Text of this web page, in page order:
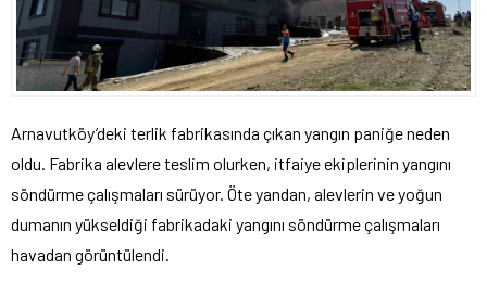
Arnavutköy’deki terlik fabrikasında çıkan yangın paniğe neden
oldu. Fabrika alevlere teslim olurken, itfaiye ekiplerinin yangını
söndürme çalışmaları sürüyor. Öte yandan, alevlerin ve yoğun
dumanın yükseldiği fabrikadaki yangını söndürme çalışmaları
havadan görüntülendi.